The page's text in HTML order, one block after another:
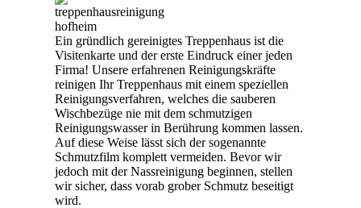
Ein gründlich gereinigtes Treppenhaus ist die
Visitenkarte und der erste Eindruck einer jeden
Firma! Unsere erfahrenen Reinigungskräfte
reinigen Ihr Treppenhaus mit einem speziellen
Reinigungsverfahren, welches die sauberen
Wischbezüge nie mit dem schmutzigen
Reinigungswasser in Berührung kommen lassen.
Auf diese Weise lässt sich der sogenannte
Schmutzfilm komplett vermeiden. Bevor wir
jedoch mit der Nassreinigung beginnen, stellen
wir sicher, dass vorab grober Schmutz beseitigt
wird.